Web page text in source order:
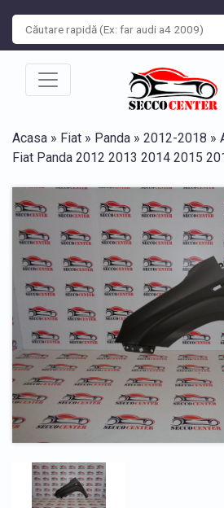
Acasa » Fiat » Panda » 2012-2018 »
Fiat Panda 2012 2013 2014 2015